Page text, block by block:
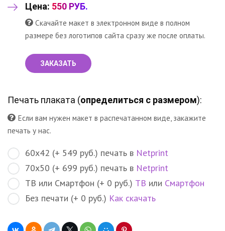
Цена: 550 РУБ.
Скачайте макет в электронном виде в полном
размере без логотипов сайта сразу же после оплаты.
ЗАКАЗАТЬ
Печать плаката (определиться с размером):
Если вам нужен макет в распечатанном виде, закажите
печать у нас.
60х42 (+ 549 руб.) печать в Netprint
70х50 (+ 699 руб.) печать в Netprint
ТВ или Смартфон (+ 0 руб.) ТВ или Смартфон
Без печати (+ 0 руб.) Как скачать